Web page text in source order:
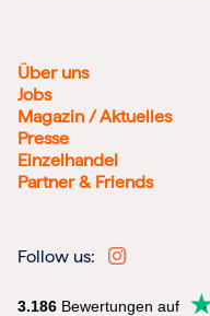
Über uns
Jobs
Magazin / Aktuelles
Presse
Einzelhandel
Partner & Friends
Follow us:
3.186 Bewertungen auf